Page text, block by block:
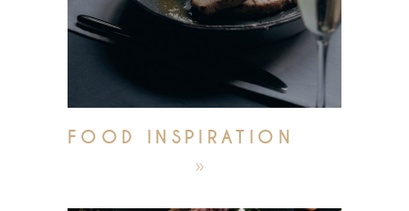
FOOD INSPIRATION